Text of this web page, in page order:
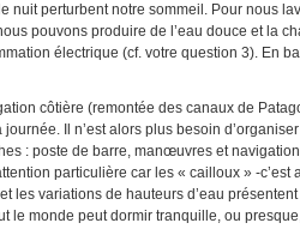
nuit perturbent notre sommeil. Pour nous
pouvons produire de l’eau douce et la
électrique (cf. votre question 3). En
côtière (remontée des canaux de
Il n’est alors plus besoin
: poste de barre, manœuvres et
particulière car les « cailloux » -
les variations de hauteurs d’eau
le monde peut dormir tranquille, ou